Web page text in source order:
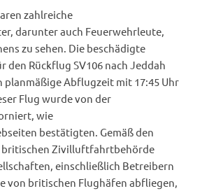
zahlreiche
darunter auch Feuerwehrleute,
zu sehen. Die beschädigte
den Rückflug SV106 nach Jeddah
planmäßige Abflugzeit mit 17:45 Uhr
Flug wurde von der
wie
bestätigten. Gemäß den
britischen Zivilluftfahrtbehörde
einschließlich Betreibern
von britischen Flughäfen abfliegen,